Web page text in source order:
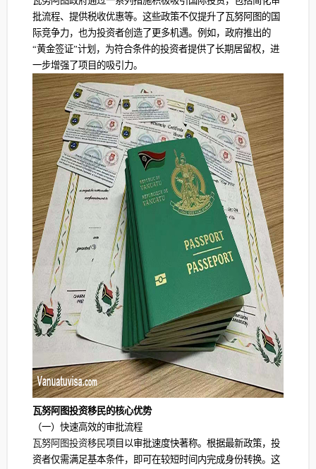
批流程、提供税收优惠等。这些政策不仅提升了瓦努阿图的国
际竞争力，也为投资者创造了更多机遇。例如，政府推出的
“黄金签证”计划，为符合条件的投资者提供了长期居留权，进
一步增强了项目的吸引力。
瓦努阿图投资移民的核心优势
（一）快速高效的审批流程
瓦努阿图投资移民项目以审批速度快著称。根据最新政策，投
资者仅需满足基本条件，即可在较短时间内完成身份转换。这